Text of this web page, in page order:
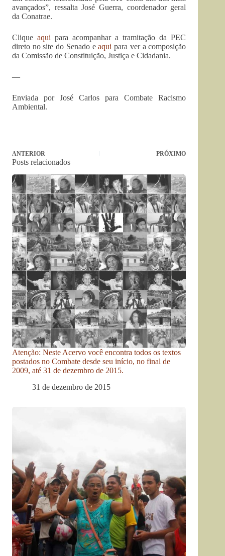
avançados”, ressalta José Guerra, coordenador geral
da Conatrae.
Cliqueaqui para acompanhar a tramitação da PEC
direto no site do Senado eaqui para ver a composição
da Comissão de Constituição, Justiça e Cidadania.
—
Enviada por José Carlos para Combate Racismo
Ambiental.
ANTERIOR PRÓXIMO
Posts relacionados
Atenção: Neste Acervo você encontra todos os textos
postados no Combate desde seu início, no final de
2009, até 31 de dezembro de 2015.
31 de dezembro de 2015